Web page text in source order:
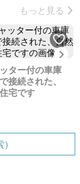
もっと見る
ター付の車庫
接続された、
宅です